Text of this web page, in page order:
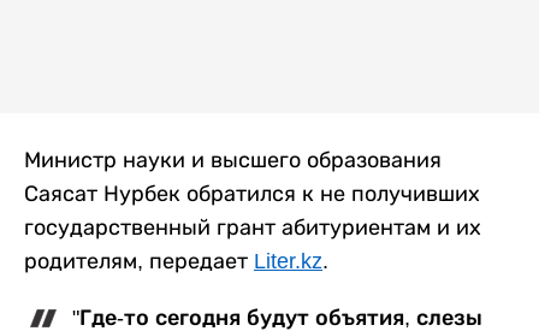
Министр науки и высшего образования
Саясат Нурбек обратился к не получивших
государственный грант абитуриентам и их
родителям, передает Liter.kz.
"Где-то сегодня будут объятия, слезы